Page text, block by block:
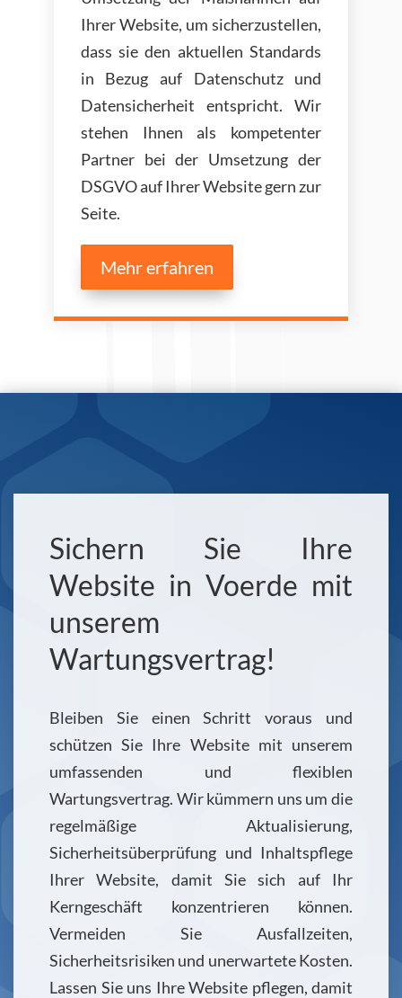
Ihrer Website, um sicherzustellen,
dass sie den aktuellen Standards
in Bezug auf Datenschutz und
Datensicherheit entspricht. Wir
stehen Ihnen als kompetenter
Partner bei der Umsetzung der
DSGVO auf Ihrer Website gern zur
Seite.
Mehr erfahren
Sichern Sie Ihre
Website in Voerde mit
unserem
Wartungsvertrag!
Bleiben Sie einen Schritt voraus und
schützen Sie Ihre Website mit unserem
umfassenden und flexiblen
Wartungsvertrag. Wir kümmern uns um die
regelmäßige Aktualisierung,
Sicherheitsüberprüfung und Inhaltspflege
Ihrer Website, damit Sie sich auf Ihr
Kerngeschäft konzentrieren können.
Vermeiden Sie Ausfallzeiten,
Sicherheitsrisiken und unerwartete Kosten.
Lassen Sie uns Ihre Website pflegen, damit